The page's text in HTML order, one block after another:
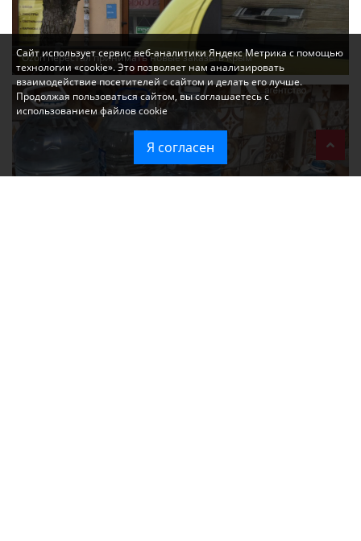
Ozon перестал принимать новые заказы в Крым
Сайт использует сервис веб-аналитики Яндекс Метрика с помощью
технологии «cookie». Это позволяет нам анализировать
взаимодействие посетителей с сайтом и делать его лучше.
Продолжая пользоваться сайтом, вы соглашаетесь с
использованием файлов cookie
Я согласен